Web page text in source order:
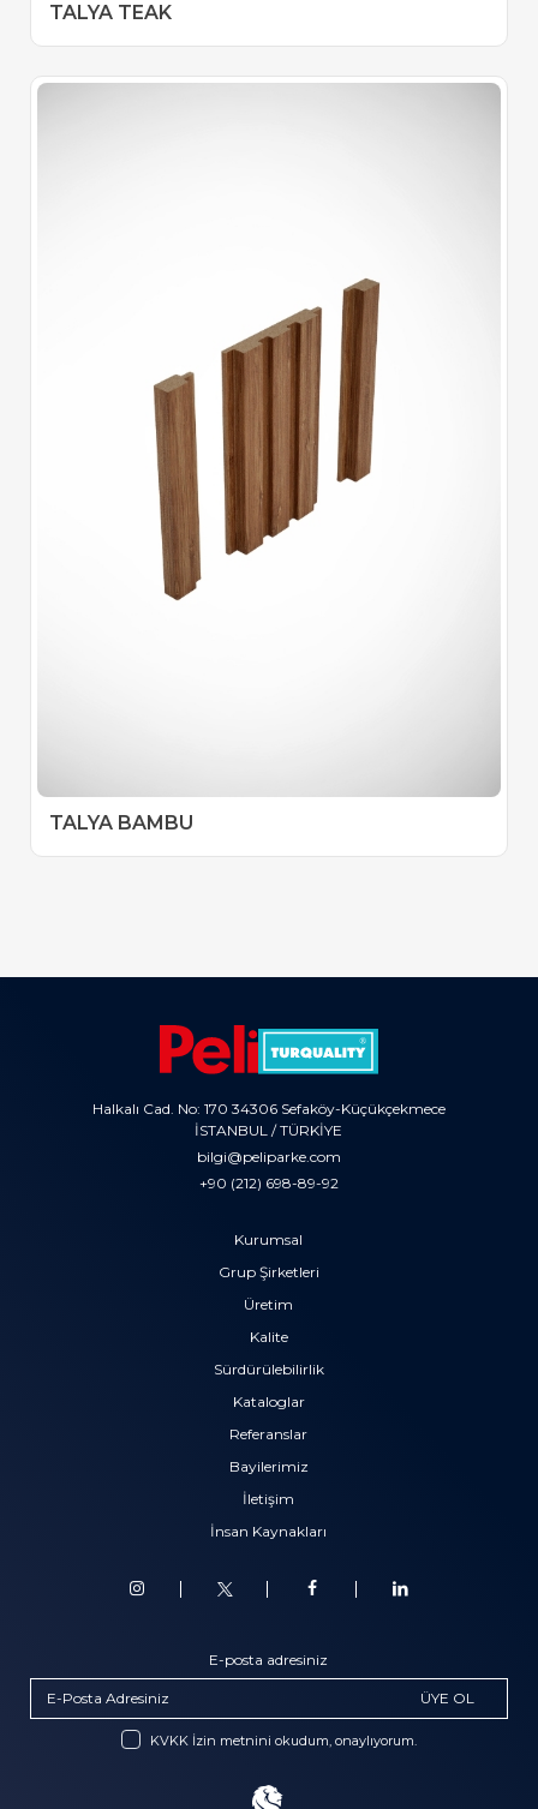
TALYA TEAK
TALYA BAMBU
Halkalı Cad. No: 170 34306 Sefaköy-Küçükçekmece
İSTANBUL / TÜRKİYE
bilgi@peliparke.com
+90 (212) 698-89-92
Kurumsal
Grup Şirketleri
Üretim
Kalite
Sürdürülebilirlik
Kataloglar
Referanslar
Bayilerimiz
İletişim
İnsan Kaynakları
E-posta adresiniz
ÜYE OL
KVKK İzin metnini okudum, onaylıyorum.